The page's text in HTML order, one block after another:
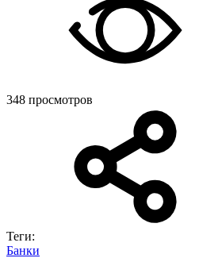
348 просмотров
Теги:
Банки